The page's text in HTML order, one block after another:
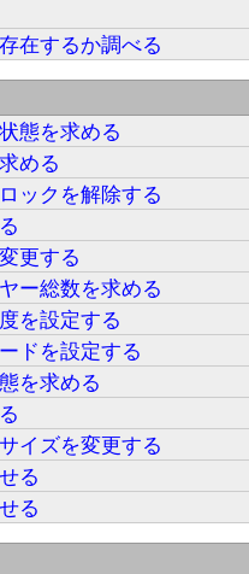
在するか調べる
態を求める
める
ックを解除する
更する
ー総数を求める
を設定する
ドを設定する
を求める
イズを変更する
る
る